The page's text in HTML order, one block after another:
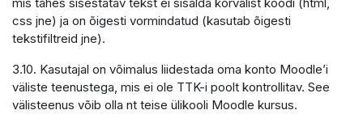
css jne) ja on õigesti vormindatud (kasutab õigesti
tekstifiltreid jne).
3.10. Kasutajal on võimalus liidestada oma konto Moodle’i
väliste teenustega, mis ei ole TTK-i poolt kontrollitav. See
välisteenus võib olla nt teise ülikooli Moodle kursus.